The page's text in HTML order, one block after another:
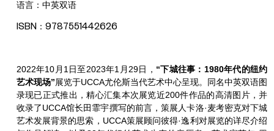
语言：中英双语
ISBN：9787551442626
2022年10月1日至2023年1月29日， “下城往事：1980年代的纽约
艺术现场”展览于UCCA尤伦斯当代艺术中心呈现。同名中英双语图
录现已正式推出，精心汇集本次展览近200件作品的高清图片，并
收录了UCCA馆长田霏宇撰写的前言，策展人卡洛·麦考密克对下城
艺术发展背景的思索，UCCA策展顾问彼得·逸利对展览的详尽介绍